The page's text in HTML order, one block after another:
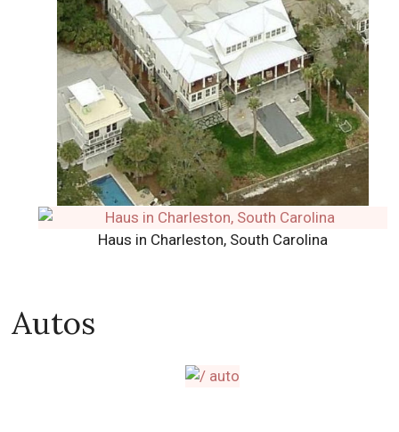
Haus in Charleston, South Carolina
Autos